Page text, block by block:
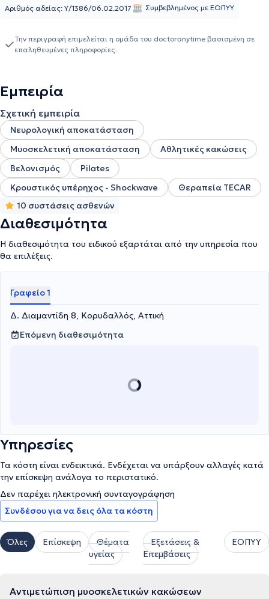
είναι η άμεση ανακούφιση από τα συμπτώματα και η ταχύτερη
τεχνικών. Το επιστημονικό μας προσωπικό βρίσκεται σε διαρκή
επιμόρφωση για να συμβαδίζει με τις τελευταίες εξελίξεις στο
Αριθμός αδείας: Υ/1386/06.02.2017 Συμβεβλημένος με ΕΟΠΥΥ
Την περιγραφή επιμελείται η ομάδα του doctoranytime βασισμένη σε
επαληθευμένες πληροφορίες.
Εμπειρία
Σχετική εμπειρία
Νευρολογική αποκατάσταση
Μυοσκελετική αποκατάσταση
Αθλητικές κακώσεις
Βελονισμός
Pilates
Κρουστικός υπέρηχος - Shockwave
Θεραπεία TECAR
10 συστάσεις ασθενών
Διαθεσιμότητα
Η διαθεσιμότητα του ειδικού εξαρτάται από την υπηρεσία που
θα επιλέξεις.
Γραφείο 1
Δ. Διαμαντίδη 8, Κορυδαλλός, Αττική
Επόμενη διαθεσιμότητα
Υπηρεσίες
Τα κόστη είναι ενδεικτικά. Ενδέχεται να υπάρξουν αλλαγές κατά
την επίσκεψη ανάλογα το περιστατικό.
Δεν παρέχει ηλεκτρονική συνταγογράφηση
Συνδέσου για να δεις όλα τα κόστη
Όλες Επίσκεψη
Θέματα
υγείας
Εξετάσεις &
Επεμβάσεις
ΕΟΠΥΥ
Αντιμετώπιση μυοσκελετικών κακώσεων